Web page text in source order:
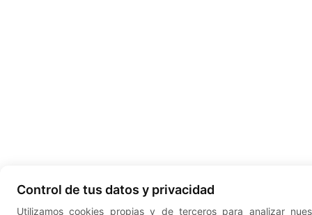
Control de tus datos y privacidad
Utilizamos cookies propias y de terceros para analizar